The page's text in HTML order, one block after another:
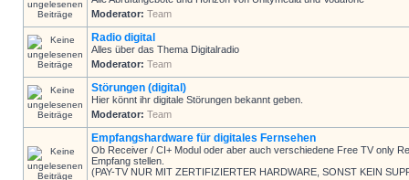
Moderator: Team
Radio digital
Alles über das Thema Digitalradio
Moderator: Team
Störungen (digital)
Hier könnt ihr digitale Störungen bekannt geben.
Moderator: Team
Empfangshardware für digitales Fernsehen
Ob Receiver / CI+ Modul oder aber auch verschiedene Free TV only
Empfang stellen.
(PAY-TV NUR MIT ZERTIFIZIERTER HARDWARE, SONST KEIN